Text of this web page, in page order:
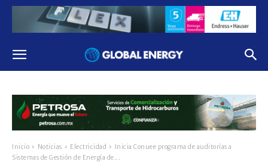
Inicio Noticias Electricidad
Inicia Conuee programa de auditorías a
Sistemas de Gestión de Energía de...